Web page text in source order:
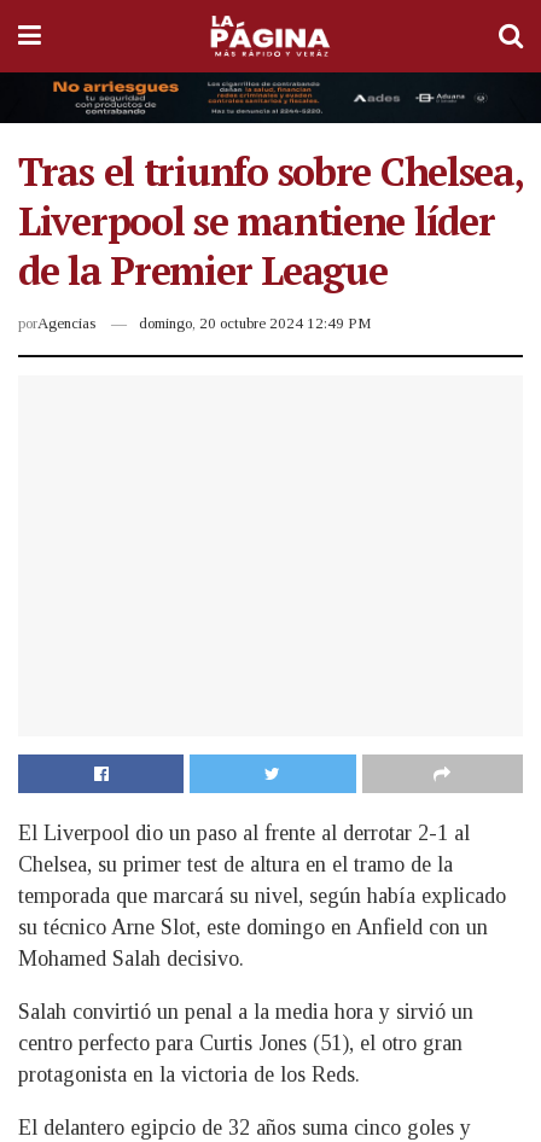
Tras el triunfo sobre Chelsea,
Liverpool se mantiene líder
de la Premier League
porAgencias domingo, 20 octubre 2024 12:49 PM
El Liverpool dio un paso al frente al derrotar 2-1 al
Chelsea, su primer test de altura en el tramo de la
temporada que marcará su nivel, según había explicado
su técnico Arne Slot, este domingo en Anfield con un
Mohamed Salah decisivo.
Salah convirtió un penal a la media hora y sirvió un
centro perfecto para Curtis Jones (51), el otro gran
protagonista en la victoria de los Reds.
El delantero egipcio de 32 años suma cinco goles y